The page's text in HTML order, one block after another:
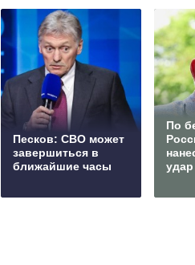
Песков: СВО может
завершиться в
ближайшие часы
По
удар